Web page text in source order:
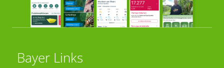
Bayer Links